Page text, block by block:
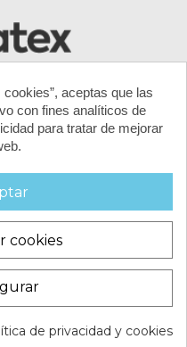
NOSOTROS
|
Términos y condiciones |
Privacidad | Mapa del Sitio
aceptas que las
con fines analíticos de
para tratar de mejorar
cookies
de privacidad y cookies